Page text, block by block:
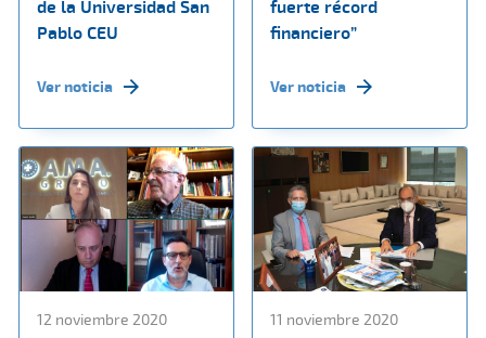
de la Universidad San
Pablo CEU
Ver noticia
fuerte récord
financiero”
Ver noticia
12 noviembre 2020 11 noviembre 2020